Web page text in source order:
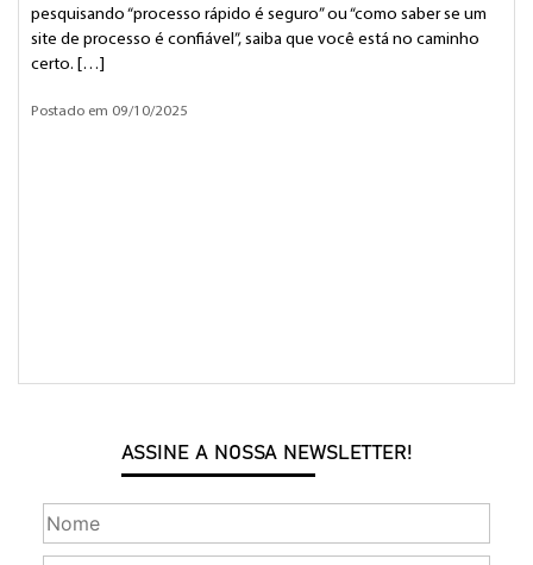
pesquisando “processo rápido é seguro” ou “como saber se um
site de processo é confiável”, saiba que você está no caminho
certo. […]
Postado em 09/10/2025
ASSINE A NOSSA NEWSLETTER!